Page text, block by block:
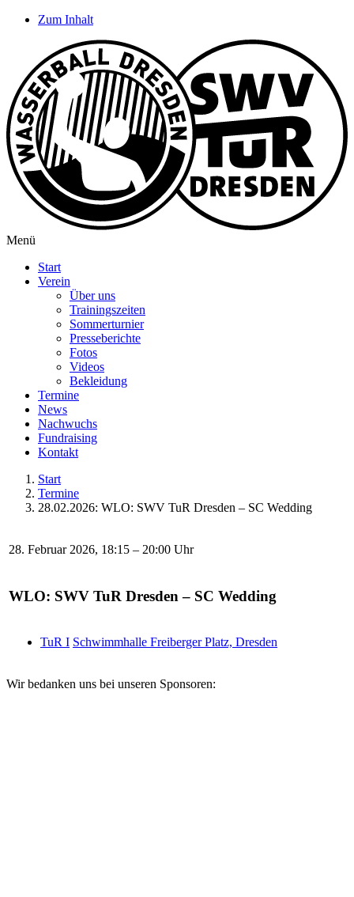
Zum Inhalt
Menü
Start
Verein
Über uns
Trainingszeiten
Sommerturnier
Presseberichte
Fotos
Videos
Bekleidung
Termine
News
Nachwuchs
Fundraising
Kontakt
Start
Termine
28.02.2026: WLO: SWV TuR Dresden – SC Wedding
28. Februar 2026, 18:15 – 20:00 Uhr
WLO: SWV TuR Dresden – SC Wedding
TuR I Schwimmhalle Freiberger Platz, Dresden
Wir bedanken uns bei unseren Sponsoren: